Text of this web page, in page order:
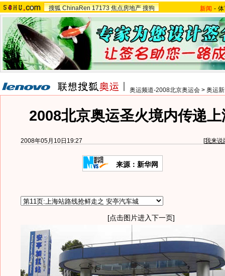
搜狐 ChinaRen 17173 焦点房地产 搜狗 新闻 -
奥运频道-2008北京奥运会 > 奥运
2008北京奥运圣火境内传递
2008年05月10日19:27 [我来说
来源：新华网
[点击图片进入下一页]